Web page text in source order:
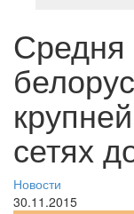
Средня
сетях
Новости
30.11.2015